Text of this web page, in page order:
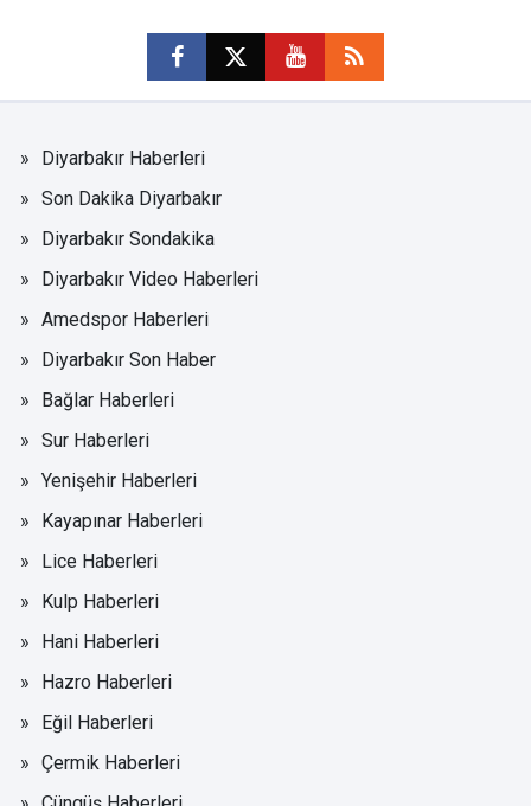
Diyarbakır Haberleri
Son Dakika Diyarbakır
Diyarbakır Sondakika
Diyarbakır Video Haberleri
Amedspor Haberleri
Diyarbakır Son Haber
Bağlar Haberleri
Sur Haberleri
Yenişehir Haberleri
Kayapınar Haberleri
Lice Haberleri
Kulp Haberleri
Hani Haberleri
Hazro Haberleri
Eğil Haberleri
Çermik Haberleri